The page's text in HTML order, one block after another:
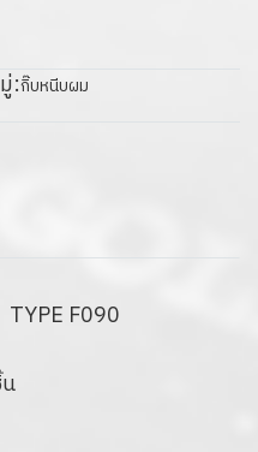
:กิ๊บหนีบผม
F090